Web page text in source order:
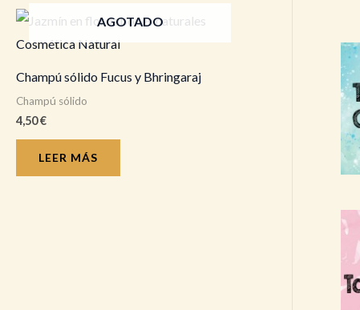
AGOTADO
Champú sólido Fucus y Bhringaraj
Champú sólido
4,50€
LEER MÁS